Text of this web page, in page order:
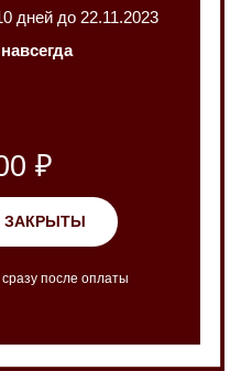
дней до 22.11.2023
навсегда
ЗАКРЫТЫ
₽
после оплаты